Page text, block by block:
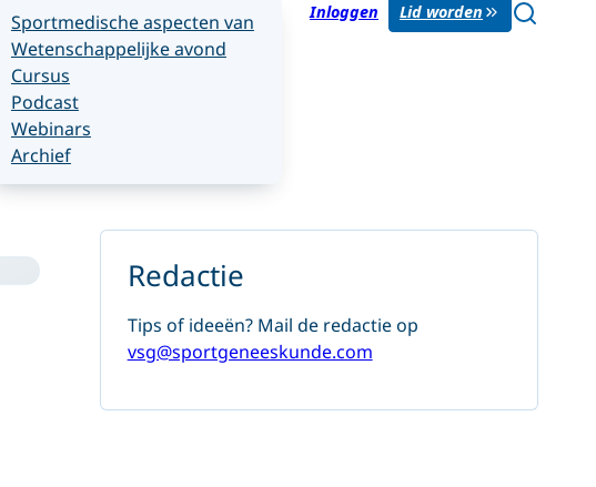
Sportmedische aspecten van
Wetenschappelijke avond
Cursus
Podcast
Webinars
Archief
Inloggen Lid worden
Redactie
Tips of ideeën? Mail de redactie op
vsg@sportgeneeskunde.com